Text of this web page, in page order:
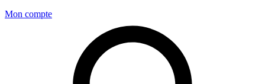
Mon compte